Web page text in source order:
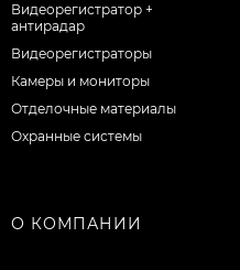
Видеорегистратор +
антирадар
Видеорегистраторы
Камеры и мониторы
Отделочные материалы
Охранные системы
О КОМПАНИИ